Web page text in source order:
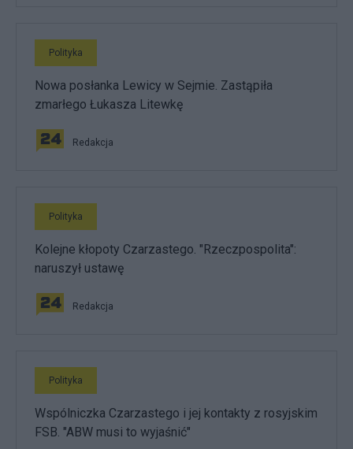
Polityka
Nowa posłanka Lewicy w Sejmie. Zastąpiła
zmarłego Łukasza Litewkę
Redakcja
Polityka
Kolejne kłopoty Czarzastego. "Rzeczpospolita":
naruszył ustawę
Redakcja
Polityka
Wspólniczka Czarzastego i jej kontakty z rosyjskim
FSB. "ABW musi to wyjaśnić"